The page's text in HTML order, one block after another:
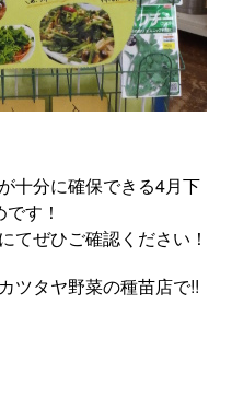
十分に確保できる4月下
す！
てぜひご確認ください！
ツタヤ野菜の種苗店で!!